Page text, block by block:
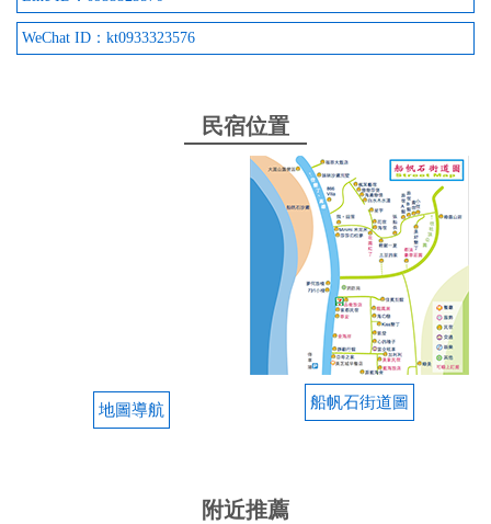
WeChat ID：kt0933323576
民宿位置
地圖導航 船帆石街道圖
附近推薦